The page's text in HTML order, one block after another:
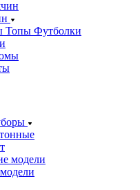
Топы Футболки